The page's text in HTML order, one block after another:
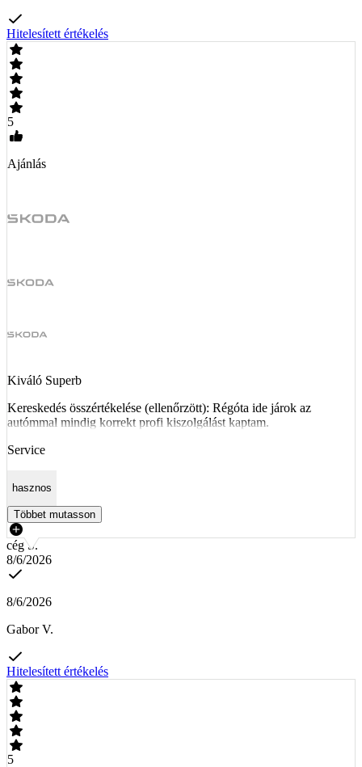
Hitelesített értékelés
5
Ajánlás
Kiváló Superb
Kereskedés összértékelése (ellenőrzött): Régóta ide járok az
autómmal mindig korrekt profi kiszolgálást kaptam.
Service
hasznos
Többet mutasson
cég S.
8/6/2026
8/6/2026
Gabor V.
Hitelesített értékelés
5